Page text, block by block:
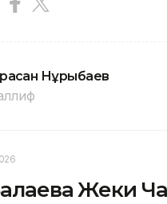
Нұрыбаев
Жеки